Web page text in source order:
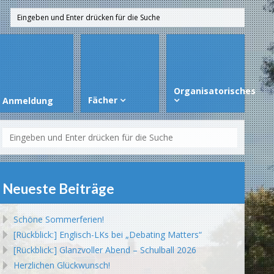
Anmeldung Fächer
Organisatorisches
Neueste Beiträge
Schöne Sommerferien!
[Rückblick:] Englisch-LKs bei „Debating Matters“
[Rückblick:] Glanzvoller Abend – Schulball 2026
Herzlichen Glückwunsch!